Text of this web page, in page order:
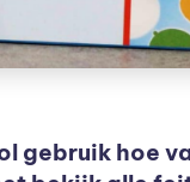
gebruik hoe